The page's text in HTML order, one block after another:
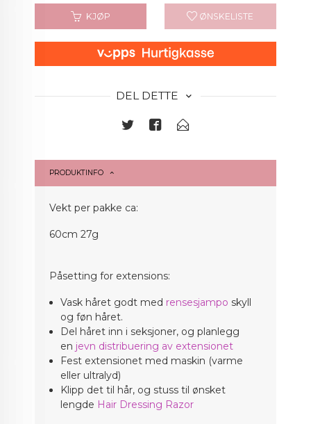
KJØP ØNSKELISTE
DEL DETTE
PRODUKTINFO
Vekt per pakke ca:
60cm 27g
Påsetting for extensions:
Vask håret godt med rensesjampo skyll
og føn håret.
Del håret inn i seksjoner, og planlegg
en jevn distribuering av extensionet
Fest extensionet med maskin (varme
eller ultralyd)
Klipp det til hår, og stuss til ønsket
lengde Hair Dressing Razor